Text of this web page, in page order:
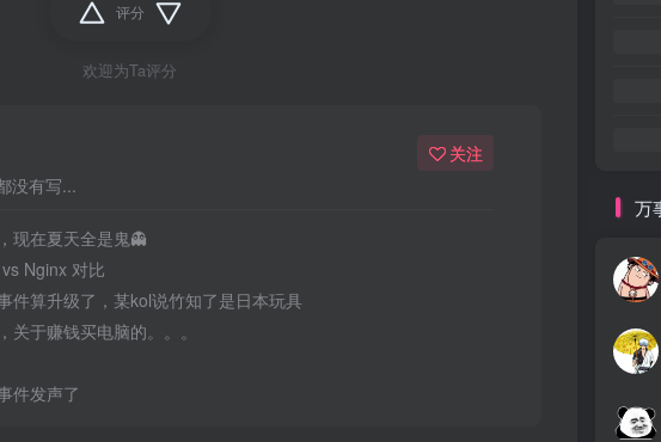
评分
欢迎为Ta评分
没有写...
关注
现在夏天全是鬼👻
Nginx 对比
件算升级了，某kol说竹知了是日本玩具
关于赚钱买电脑的。。。
件发声了
万